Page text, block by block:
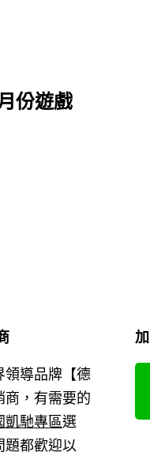
份遊戲
領導品牌【德
商，有需要的
凱馳專區選
題都歡迎以